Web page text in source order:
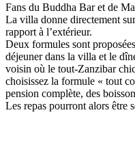
Fans du Buddha Bar et de
La villa donne directement
rapport à l’extérieur.
Deux formules sont
déjeuner dans la villa et le
voisin où le tout-Zanzibar
choisissez la formule « tout
pension complète, des
Les repas pourront alors être